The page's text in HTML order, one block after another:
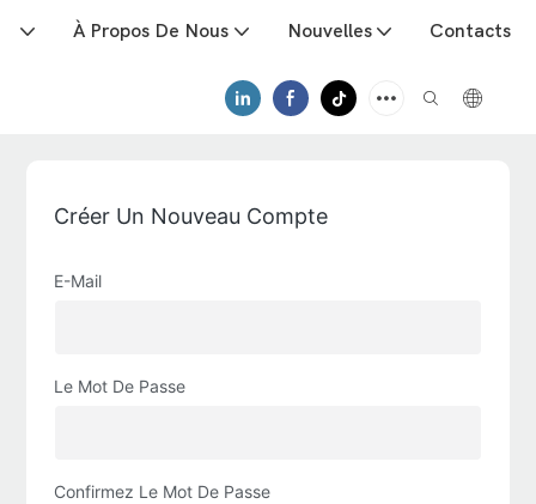
À Propos De Nous Nouvelles Contacts
Créer Un Nouveau Compte
E-Mail
Le Mot De Passe
Confirmez Le Mot De Passe